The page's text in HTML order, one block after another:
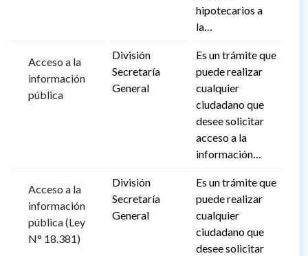
hipotecarios a
la…
Acceso a la
información
pública
División
Secretaría
General
Es un trámite que
puede realizar
cualquier
ciudadano que
desee solicitar
acceso a la
información…
Acceso a la
información
pública (Ley
N° 18.381)
División
Secretaría
General
Es un trámite que
puede realizar
cualquier
ciudadano que
desee solicitar